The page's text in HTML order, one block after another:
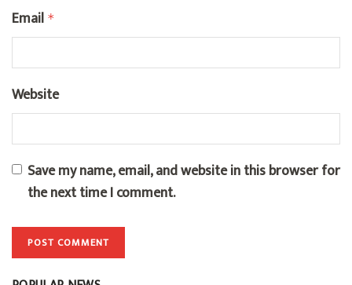
Email *
Website
Save my name, email, and website in this browser for
the next time I comment.